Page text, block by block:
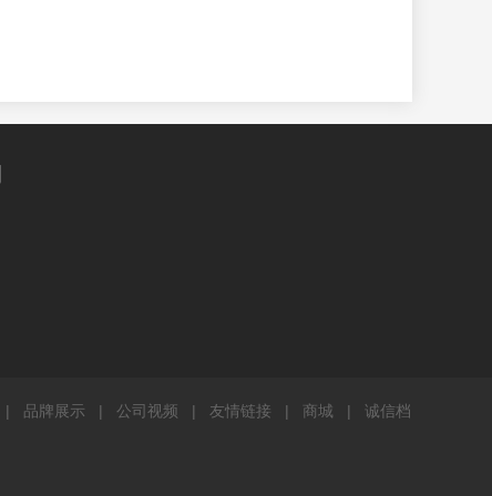
| 品牌展示 | 公司视频 | 友情链接 | 商城 |
诚信档